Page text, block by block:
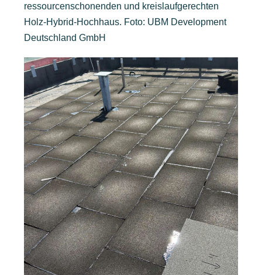
ressourcenschonenden und kreislaufgerechten
Holz-Hybrid-Hochhaus. Foto: UBM Development
Deutschland GmbH